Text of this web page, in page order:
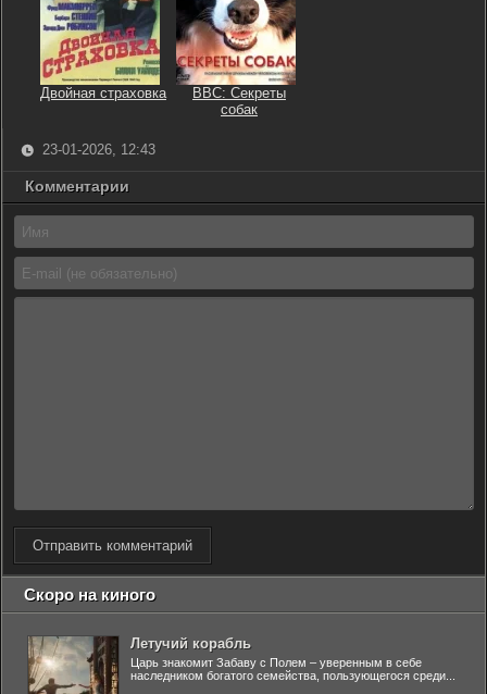
Двойная страховка
BBC: Секреты
собак
23-01-2026, 12:43
Комментарии
Отправить комментарий
Скоро на киного
Летучий корабль
Царь знакомит Забаву с Полем – уверенным в себе
наследником богатого семейства, пользующегося среди...